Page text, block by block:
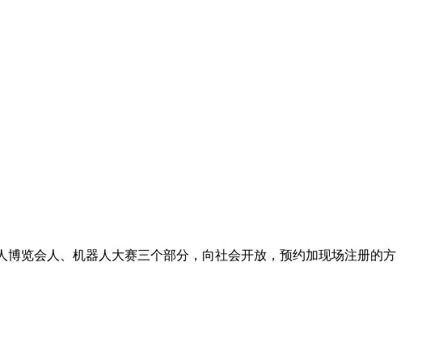
览会人、机器人大赛三个部分，向社会开放，预约加现场注册的方